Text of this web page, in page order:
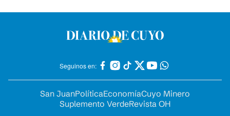
Seguinos en:
San JuanPolíticaEconomíaCuyo Minero
Suplemento VerdeRevista OH